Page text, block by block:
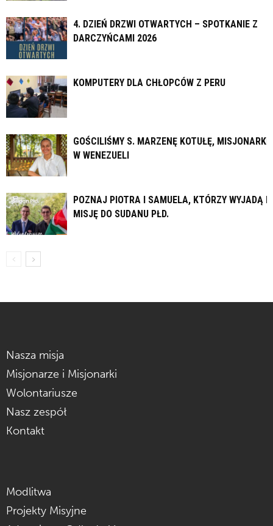
4. DZIEŃ DRZWI OTWARTYCH – SPOTKANIE Z
DARCZYŃCAMI 2026
KOMPUTERY DLA CHŁOPCÓW Z PERU
GOŚCILIŚMY S. MARZENĘ KOTUŁĘ, MISJONARKĘ
W WENEZUELI
POZNAJ PIOTRA I SAMUELA, KTÓRZY WYJADĄ
MISJĘ DO SUDANU PŁD.
Nasza misja
Misjonarze i Misjonarki
Wolontariusze
Nasz zespół
Kontakt
Modlitwa
Projekty Misyjne